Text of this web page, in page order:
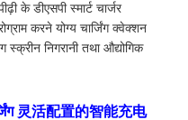
के डीएसपी स्मार्ट चार्जर
करने योग्य चार्जिंग क्वेक्शन
स्क्रीन निगरानी तथा औद्योगिक
灵活配置的智能充电